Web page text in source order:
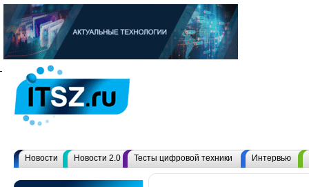
Новости Новости 2.0 Тесты цифровой техники Интервью